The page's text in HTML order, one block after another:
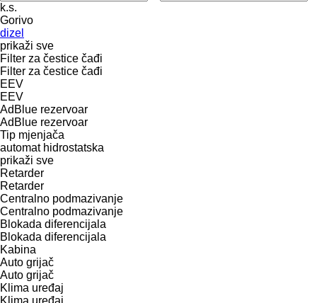
k.s.
Gorivo
dizel
prikaži sve
Filter za čestice čađi
Filter za čestice čađi
EEV
EEV
AdBlue rezervoar
AdBlue rezervoar
Tip mјenjača
automat hidrostatska
prikaži sve
Retarder
Retarder
Centralno podmazivanje
Centralno podmazivanje
Blokada diferencijala
Blokada diferencijala
Kabina
Auto grijač
Auto grijač
Klima uređaj
Klima uređaj